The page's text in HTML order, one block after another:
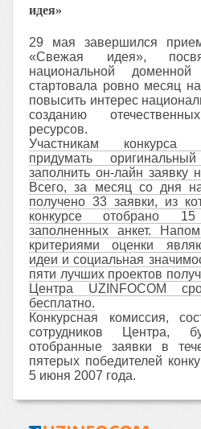
идея»
29 мая завершился
«Свежая идея»,
национальной
стартовала ровно месяц
повысить интерес
созданию
ресурсов.
Участникам
придумать
заполнить он-лайн заявку
Всего, за месяц со дня
получено 33 заявки, из
конкурсе отобрано
заполненных анкет.
критериями оценки
идеи и социальная
пяти лучших проектов
Центра UZINFOCOM
бесплатно.
Конкурсная комиссия,
сотрудников Центра,
отобранные заявки в
пятерых победителей
5 июня 2007 года.